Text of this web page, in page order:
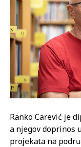
Ranko Carević je
a njegov doprinos
projekata na